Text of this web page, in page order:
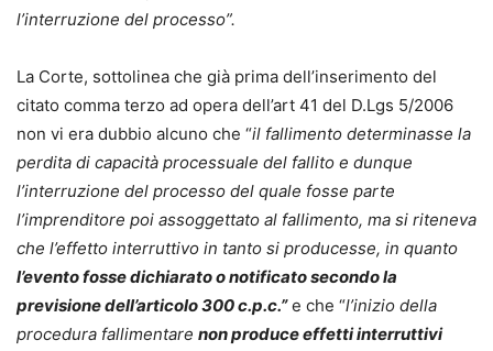
l’interruzione del processo”.
La Corte, sottolinea che già prima dell’inserimento del
citato comma terzo ad opera dell’art 41 del D.Lgs 5/2006
non vi era dubbio alcuno che “il fallimento determinasse la
perdita di capacità processuale del fallito e dunque
l’interruzione del processo del quale fosse parte
l’imprenditore poi assoggettato al fallimento, ma si riteneva
che l’effetto interruttivo in tanto si producesse, in quanto
l’evento fosse dichiarato o notificato secondo la
previsione dell’articolo 300 c.p.c.” e che “l’inizio della
procedura fallimentare non produce effetti interruttivi